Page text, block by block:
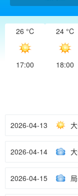
26 °C
17:00
24 °C
18:00
2026-04-13
2026-04-14
2026-04-15